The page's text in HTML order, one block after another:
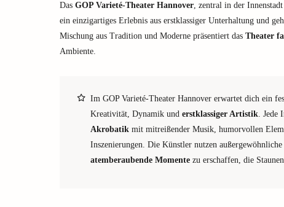
Das GOP Varieté-Theater Hannover, zentral in der Innenstadt
ein einzigartiges Erlebnis aus erstklassiger Unterhaltung und
Mischung aus Tradition und Moderne präsentiert das Theater
Ambiente.
Im GOP Varieté-Theater Hannover erwartet dich ein
Kreativität, Dynamik und erstklassiger Artistik. Jede
Akrobatik mit mitreißender Musik, humorvollen
Inszenierungen. Die Künstler nutzen
atemberaubende Momente zu erschaffen, die